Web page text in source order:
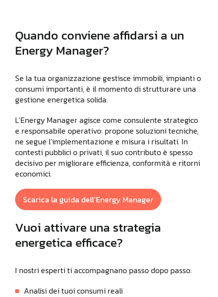
Quando conviene affidarsi a un
Energy Manager?
Se la tua organizzazione gestisce immobili, impianti o
consumi importanti, è il momento di strutturare una
gestione energetica solida.
L’Energy Manager agisce come consulente strategico
e responsabile operativo: propone soluzioni tecniche,
ne segue l’implementazione e misura i risultati. In
contesti pubblici o privati, il suo contributo è spesso
decisivo per migliorare efficienza, conformità e ritorni
economici.
Scarica la guida dell’Energy Manager
Vuoi attivare una strategia
energetica efficace?
I nostri esperti ti accompagnano passo dopo passo:
Analisi dei tuoi consumi reali